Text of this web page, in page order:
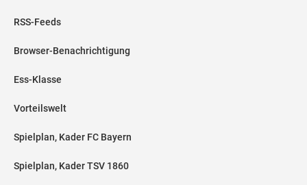
RSS-Feeds
Browser-Benachrichtigung
Ess-Klasse
Vorteilswelt
Spielplan, Kader FC Bayern
Spielplan, Kader TSV 1860